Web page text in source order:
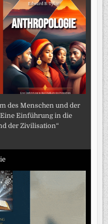
des Menschen und der
Einführung in die
der Zivilisation“